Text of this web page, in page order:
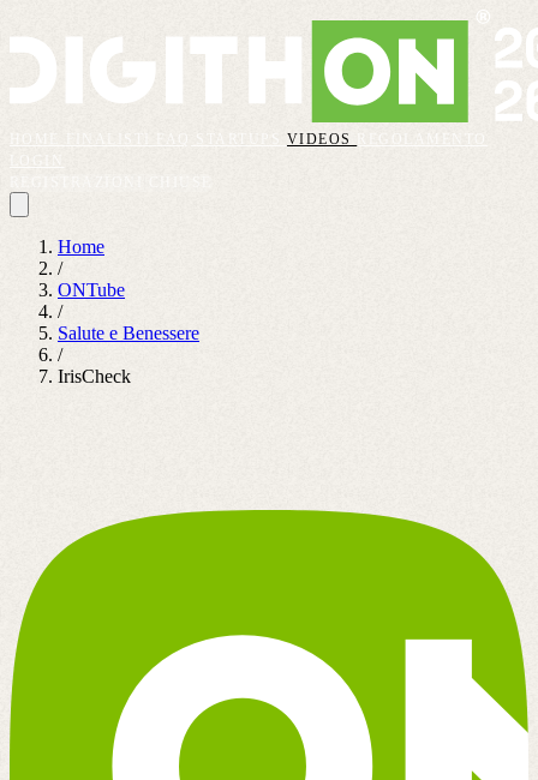
VIDEOS
REGOLAMENTO
Home
/
ONTube
/
Salute e Benessere
/
IrisCheck